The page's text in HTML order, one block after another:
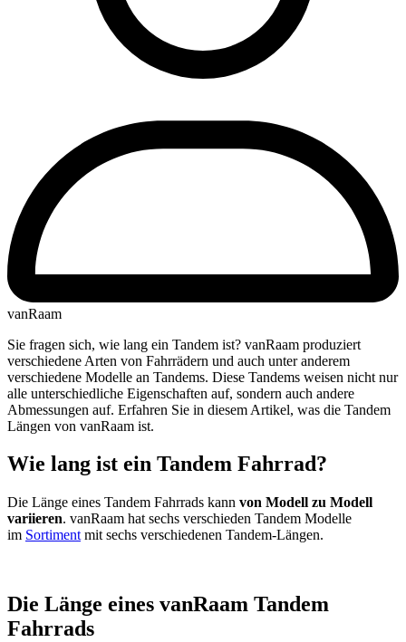
vanRaam
Sie fragen sich, wie lang ein Tandem ist? vanRaam produziert
verschiedene Arten von Fahrrädern und auch unter anderem
verschiedene Modelle an Tandems. Diese Tandems weisen nicht nur
alle unterschiedliche Eigenschaften auf, sondern auch andere
Abmessungen auf. Erfahren Sie in diesem Artikel, was die Tandem
Längen von vanRaam ist.
Wie lang ist ein Tandem Fahrrad?
Die Länge eines Tandem Fahrrads kann von Modell zu Modell
variieren. vanRaam hat sechs verschieden Tandem Modelle
im Sortiment mit sechs verschiedenen Tandem-Längen.
Die Länge eines vanRaam Tandem
Fahrrads